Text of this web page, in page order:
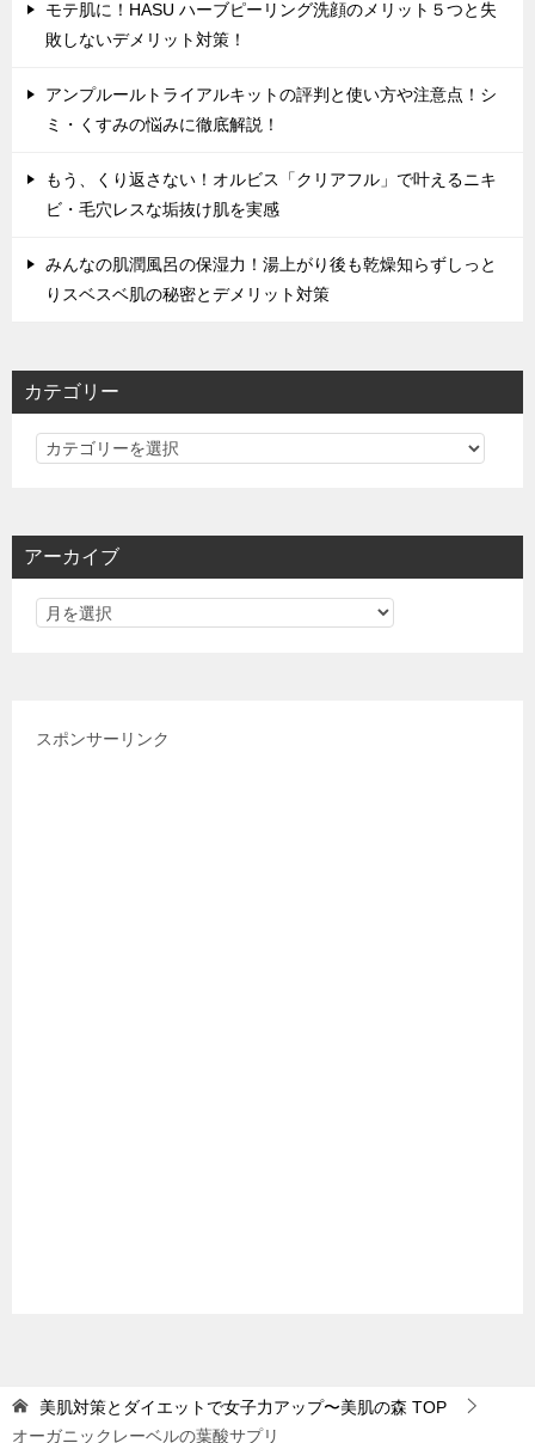
モテ肌に！HASU ハーブピーリング洗顔のメリット５つと失
敗しないデメリット対策！
アンプルールトライアルキットの評判と使い方や注意点！シ
ミ・くすみの悩みに徹底解説！
もう、くり返さない！オルビス「クリアフル」で叶えるニキ
ビ・毛穴レスな垢抜け肌を実感
みんなの肌潤風呂の保湿力！湯上がり後も乾燥知らずしっと
りスベスベ肌の秘密とデメリット対策
カテゴリー
カ
リ
アーカイブ
スポンサーリンク
美肌対策とダイエットで女子力アップ〜美肌の森 TOP
オーガニックレーベルの葉酸サプリ